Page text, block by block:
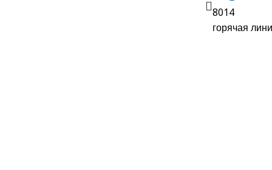
8014
горячая